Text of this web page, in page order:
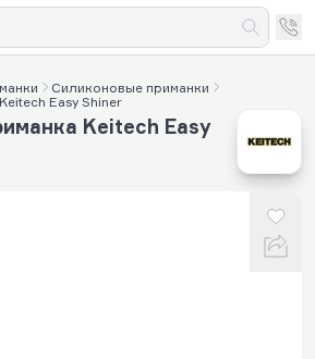
Силиконовые приманки
Easy Shiner
Keitech Easy